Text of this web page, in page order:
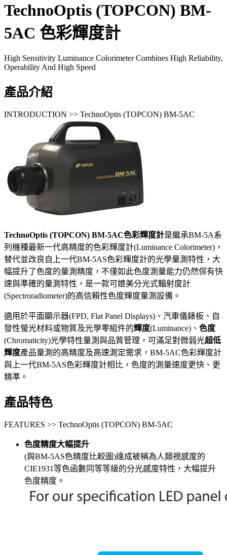
TechnoOptis (TOPCON) BM-
5AC 色彩輝度計
High Sensitivity Luminance Colorimeter Combines High Reliability,
Operability And High Speed
產品介紹
INTRODUCTION >> TechnoOptis (TOPCON) BM-5AC
TechnoOptis (TOPCON) BM-5AC色彩輝度計是繼承BM-5A系
列機種最新一代高精度的色彩輝度計(Luminance Colorimeter)，
替代並改良自上一代BM-5AS色彩輝度計的光學量測特性，大
幅提升了色度的量測精度，不僅如此色度測量能力仍然保有快
速與準確的量測特性，是一款可媲美分光式輻射度計
(Spectroradiometer)的高信賴性色度輝度量測設備。
適用於平面顯示器(FPD, Flat Panel Displays)、汽車儀錶板、自
發性螢光材料或物質及光學零組件的輝度(Luminance)、 色度
(Chromaticity)光學特性量測與品質管理，可滿足對微弱光超低
輝度產品量測的高精度及高速測定需求，BM-5AC色彩輝度計
與上一代BM-5AS色彩輝度計相比，色度的測量速度更快、更
精準。
產品特色
FEATURES >> TechnoOptis (TOPCON) BM-5AC
色度精度大幅提升
(與BM-5AS色精度比較圖)達成被稱為人類視感度的
CIE1931等色函數同等等級的分光感度特性，大幅提升
色度精度。